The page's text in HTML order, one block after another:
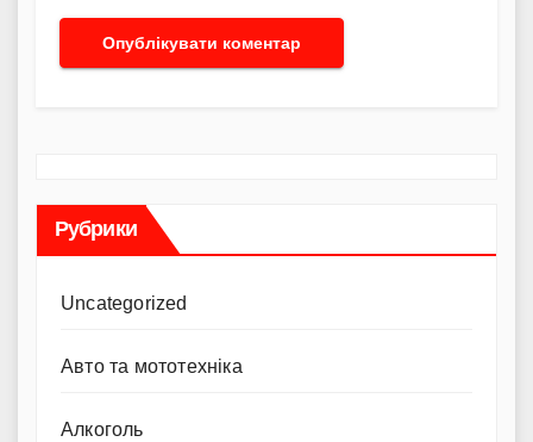
Рубрики
Uncategorized
Авто та мототехніка
Алкоголь